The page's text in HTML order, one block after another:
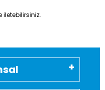
iletebilirsiniz.